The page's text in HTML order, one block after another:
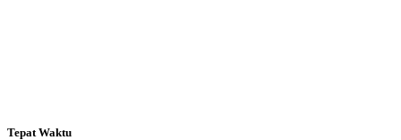
Tepat Waktu